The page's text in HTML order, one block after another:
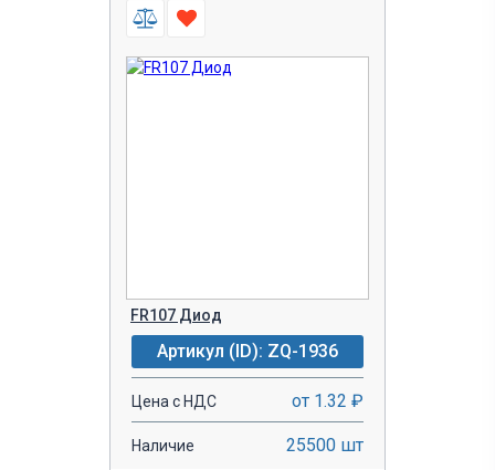
FR107 Диод
Артикул (ID): ZQ-1936
Цена с НДС от 1.32 ₽
Наличие 25500 шт